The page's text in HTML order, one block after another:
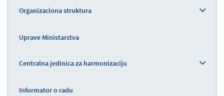
Organizaciona struktura
Uprave Ministarstva
Centralna jedinica za harmonizaciju
Informator o radu